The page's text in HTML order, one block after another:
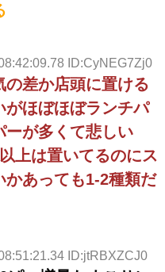
ID:CyNEG7Zj0
差か店頭に置ける
がほぼほぼランチパ
ーが多くて悲しい
上は置いてるのにス
あっても1-2種類だ
ID:jtRBXZCJ0